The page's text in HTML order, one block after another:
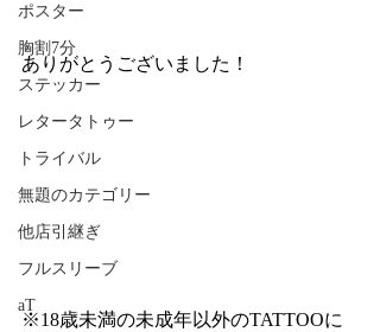
ポスター
胸割7分
ステッカー
レタータトゥー
トライバル
無題のカテゴリー
他店引継ぎ
フルスリーブ
aT
ありがとうございました！
※18歳未満の未成年以外のTATTOOに